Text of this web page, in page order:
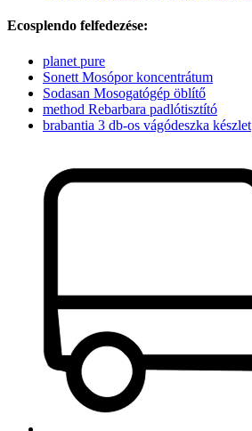
Ecosplendo felfedezése:
planet pure
Sonett Mosópor koncentrátum
Sodasan Mosogatógép öblítő
method Rebarbara padlótisztító
brabantia 3 db-os vágódeszka készlet